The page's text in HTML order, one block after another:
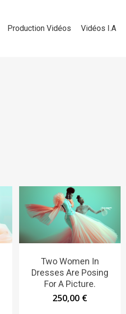
Production Vidéos Vidéos I.A
Two Women In
Dresses Are Posing
For A Picture.
250,00 €